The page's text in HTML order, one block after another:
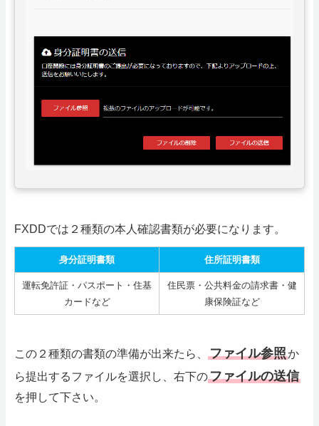
FXDDでは２種類の本人確認書類が必要になります。
身分証明書類 住所証明書類
運転免許証・パスポート・住基
カードなど
住民票・公共料金の請求書・健
康保険証など
この２種類の書類の準備が出来たら、 ファイル参照か
ら提出するファイルを選択し、右下のファイルの送信
を押して下さい。